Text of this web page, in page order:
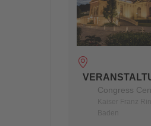
Congress